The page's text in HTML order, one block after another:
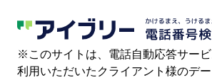
※このサイトは、電話自動応答サー
利用いただいたクライアント様のデ